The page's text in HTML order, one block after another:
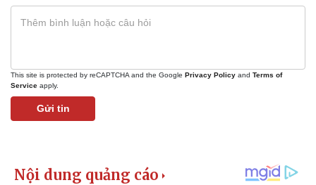
This site is protected by reCAPTCHA and the Google Privacy Policy and Terms of
Service apply.
Gửi tin